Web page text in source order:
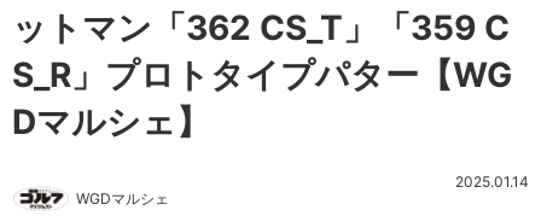
ットマン「362 CS_T」「359 C
S_R」プロトタイプパター【WG
Dマルシェ】
WGDマルシェ
2025.01.14